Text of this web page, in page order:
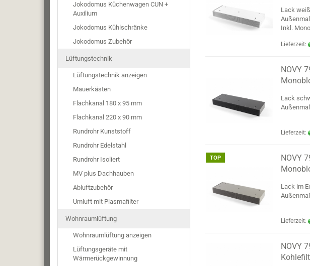
Lack weiß
Inkl.
Lieferzeit:
NOVY
Lack
Lieferzeit:
TOP
NOVY
Lack im
Lieferzeit:
NOVY
Jokodomus Küchenwagen CUN +
Auxilium
Jokodomus Kühlschränke
Jokodomus Zubehör
Lüftungstechnik
Lüftungstechnik anzeigen
Mauerkästen
Flachkanal 180 x 95 mm
Flachkanal 220 x 90 mm
Rundrohr Kunststoff
Rundrohr Edelstahl
Rundrohr Isoliert
MV plus Dachhauben
Abluftzubehör
Umluft mit Plasmafilter
Wohnraumlüftung
Wohnraumlüftung anzeigen
Lüftungsgeräte mit
Wärmerückgewinnung